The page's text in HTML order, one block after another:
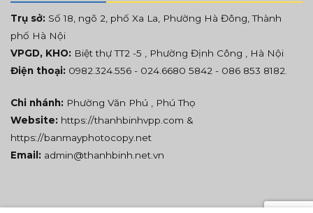
Trụ sở: Số 18, ngõ 2, phố Xa La, Phường Hà Đông, Thành
phố Hà Nội
VPGD, KHO: Biệt thự TT2 -5 , Phường Định Công , Hà Nội
Điện thoại: 0982.324.556 - 024.6680 5842 - 086 853 8182
Chi nhánh: Phường Văn Phú , Phú Thọ
Website: https://thanhbinhvpp.com &
https://banmayphotocopy.net
Email: admin@thanhbinh.net.vn